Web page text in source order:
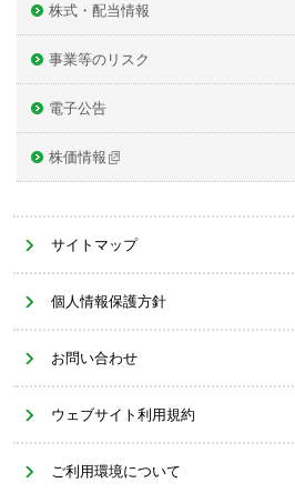
株式・配当情報
事業等のリスク
電子公告
株価情報
サイトマップ
個人情報保護方針
お問い合わせ
ウェブサイト利用規約
ご利用環境について